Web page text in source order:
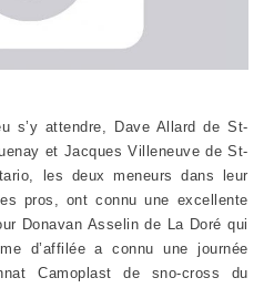
s’y attendre, Dave Allard de St-
et Jacques Villeneuve de St-
les deux meneurs dans leur
pros, ont connu une excellente
Donavan Asselin de La Doré qui
d’affilée a connu une journée
Camoplast de sno-cross du